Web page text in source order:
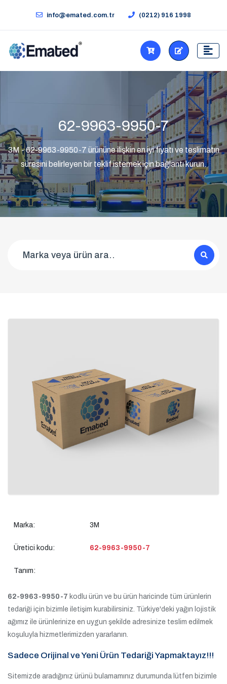
info@emated.com.tr (0212) 916 1998
62-9963-9950-7
3M - 62-9963-9950-7 ürününe ilişkin en iyi fiyatı ve teslimatın
süresini belirleyen bir teklif istemek için bağlantı kurun.
Marka: 3M
Üretici kodu: 62-9963-9950-7
Tanım:
62-9963-9950-7 kodlu ürün ve bu ürün haricinde tüm ürünlerin
tedariği için bizimle iletişim kurabilirsiniz. Türkiye'deki yağın lojistik
ağımız ile ürünlerinize en uygun şekilde adresinize teslim edilmek
koşuluyla hizmetlerimizden yararlanın.
Sadece Orijinal ve Yeni Ürün Tedariği Yapmaktayız!!!
Sitemizde aradığınız ürünü bulamamınız durumunda lütfen bizimle